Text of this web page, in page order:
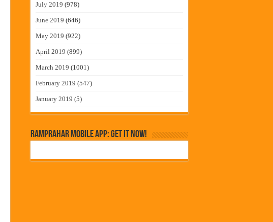
July 2019 (978)
June 2019 (646)
May 2019 (922)
April 2019 (899)
March 2019 (1001)
February 2019 (547)
January 2019 (5)
RamPrahar Mobile App: Get it Now!